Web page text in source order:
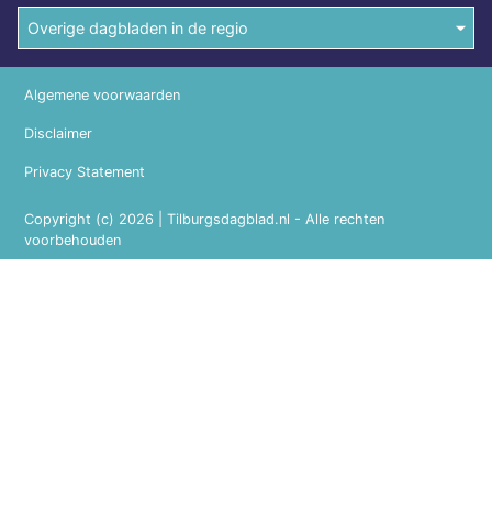
Overige dagbladen in de regio
Copyright (c) 2026 | Tilburgsdagblad.nl - Alle rechten
voorbehouden
Algemene voorwaarden
Disclaimer
Privacy Statement